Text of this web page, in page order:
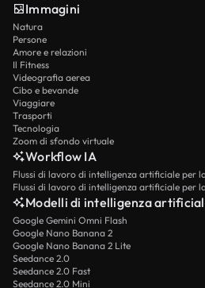
Immagini
Natura
Persone
Amore e relazioni
Il Fitness
Videografia aerea
Cibo e bevande
Viaggiare
Trasporti
Tecnologia
Zoom di sfondo virtuale
Workflow IA
Flussi di lavoro di intelligenza artificiale per
Modelli di intelligenza
Google Gemini Omni Flash
Google Nano Banana 2
Google Nano Banana 2 Lite
Seedance 2.0
Seedance 2.0 Fast
Seedance 2.0 Mini